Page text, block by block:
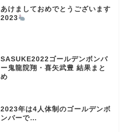
あけましておめでとうございます
2023
SASUKE2022ゴールデンボンバ
ー鬼龍院翔・喜矢武豊 結果まと
め
2023年は4人体制のゴールデンボ
ンバーで…